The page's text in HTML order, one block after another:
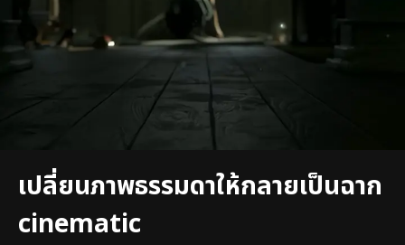
เปลี่ยนภาพธรรมดาให้กลายเป็นฉาก
cinematic